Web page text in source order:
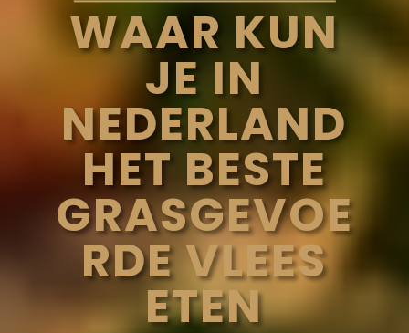
WAAR KUN
JE IN
NEDERLAND
HET BESTE
GRASGEVOE
RDE VLEES
ETEN